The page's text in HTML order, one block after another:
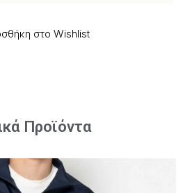
στο Wishlist
Προϊόντα